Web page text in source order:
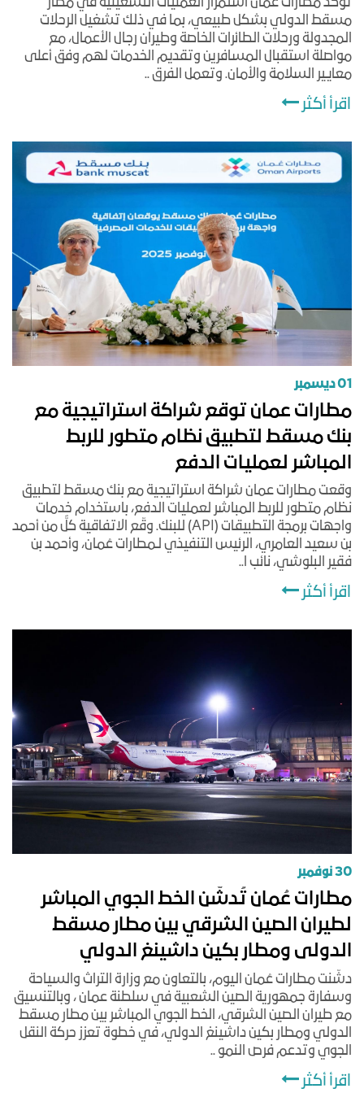
مسقط الدولي بشكل طبيعي، بما في ذلك تشغيل الرحلات
المجدولة ورحلات الطائرات الخاصة وطيران رجال الأعمال، مع
مواصلة استقبال المسافرين وتقديم الخدمات لهم وفق أعلى
معايير السلامة والأمان. وتعمل الفرق ..
اقرأ أكثر
01 ديسمبر
مطارات عمان توقع شراكة استراتيجية مع
بنك مسقط لتطبيق نظام متطور للربط
المباشر لعمليات الدفع
وقعت مطارات عمان شراكة استراتيجية مع بنك مسقط لتطبيق
نظام متطور للربط المباشر لعمليات الدفع، باستخدام خدمات
واجهات برمجة التطبيقات (API) للبنك. وقّع الاتفاقية كلٌّ من أحمد
بن سعيد العامري، الرئيس التنفيذي لـمطارات عُمان، وأحمد بن
فقير البلوشي، نائب ا..
اقرأ أكثر
30 نوفمبر
مطارات عُمان تُدشّن الخط الجوي المباشر
لطيران الصين الشرقي بين مطار مسقط
الدولى ومطار بكين داشينغ الدولي
دشّنت مطارات عُمان اليوم، بالتعاون مع وزارة التراث والسياحة
وسفارة جمهورية الصين الشعبية في سلطنة عمان ، وبالتنسيق
مع طيران الصين الشرقي، الخط الجوي المباشر بين مطار مسقط
الدولي ومطار بكين داشينغ الدولي، في خطوة تعزز حركة النقل
الجوي وتدعم فرص النمو ..
اقرأ أكثر